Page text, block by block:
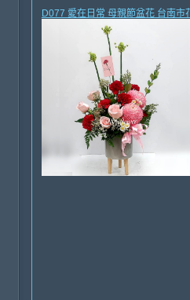
D077 愛在日常 母親節盆花 台南市